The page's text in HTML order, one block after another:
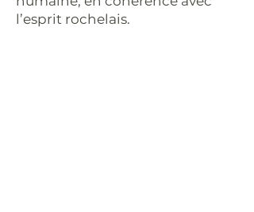
l’esprit rochelais.